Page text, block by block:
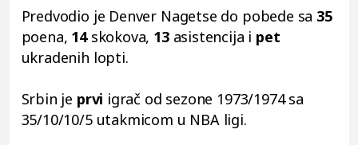
Predvodio je Denver Nagetse do pobede sa 35
poena, 14 skokova, 13 asistencija i pet
ukradenih lopti.
Srbin je prvi igrač od sezone 1973/1974 sa
35/10/10/5 utakmicom u NBA ligi.